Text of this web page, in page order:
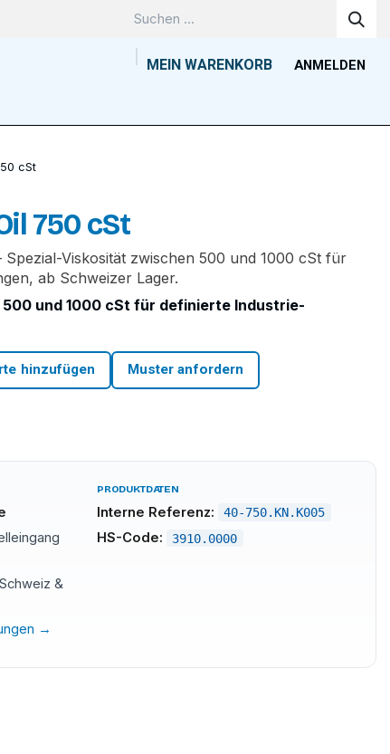
MEIN WARENKORB ANMELDEN
cSt
750 cSt
Viskosität zwischen 500 und 1000 cSt für
ab Schweizer Lager.
und 1000 cSt für definierte Industrie-
hinzufügen Muster anfordern
&
→
PRODUKTDATEN
Interne Referenz: 40-750.KN.K005
HS-Code: 3910.0000